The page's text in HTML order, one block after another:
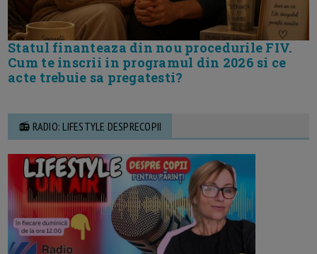
Statul finanteaza din nou procedurile FIV.
Cum te inscrii in programul din 2026 si ce
acte trebuie sa pregatesti?
📻 RADIO: LIFESTYLE DESPRECOPII